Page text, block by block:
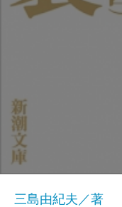
三島由紀夫／著